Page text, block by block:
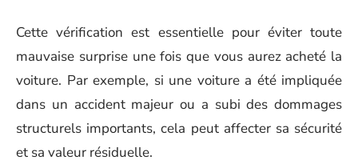
Cette vérification est essentielle pour éviter toute
mauvaise surprise une fois que vous aurez acheté la
voiture. Par exemple, si une voiture a été impliquée
dans un accident majeur ou a subi des dommages
structurels importants, cela peut affecter sa sécurité
et sa valeur résiduelle.